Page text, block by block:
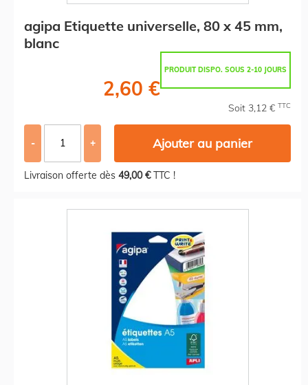
agipa Etiquette universelle, 80 x 45 mm,
blanc
PRODUIT DISPO. SOUS 2-10 JOURS
2,60 €
Soit 3,12 € TTC
- + Ajouter au panier
Livraison offerte dès 49,00 €TTC !